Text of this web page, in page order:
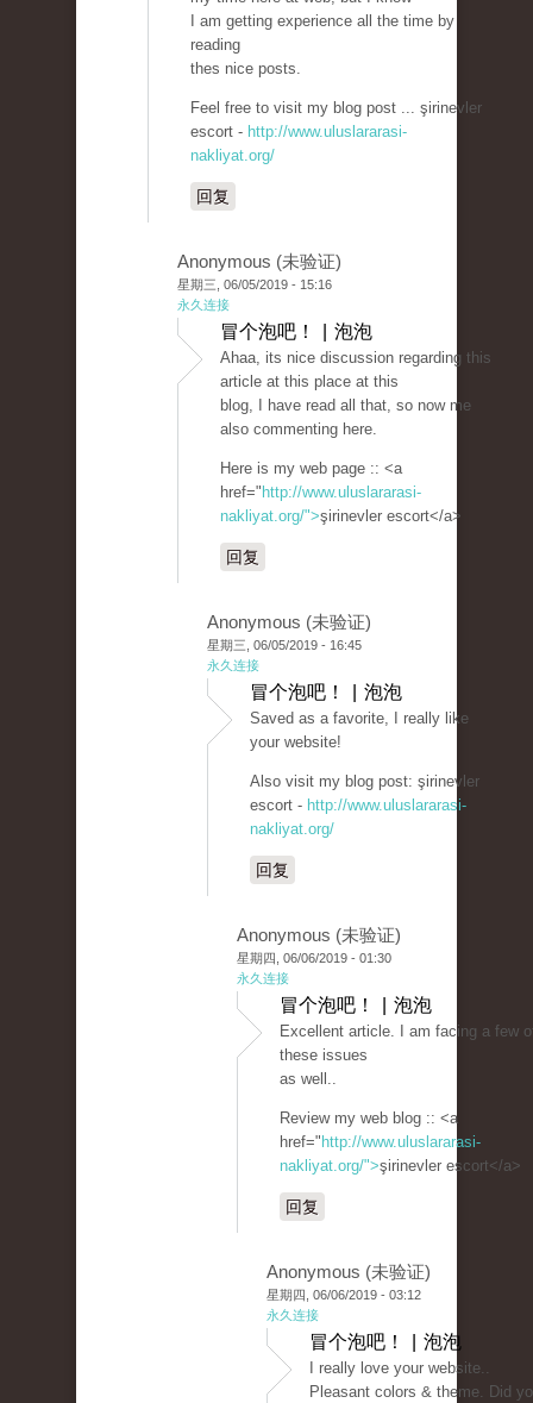
I am getting experience all the time by
reading
thes nice posts.
Feel free to visit my blog post ... şirinevler
escort - http://www.uluslararasi-
nakliyat.org/
回复
Anonymous (未验证)
星期三, 06/05/2019 - 15:16
永久连接
冒个泡吧！ | 泡泡
Ahaa, its nice discussion regarding this
article at this place at this
blog, I have read all that, so now me
also commenting here.
Here is my web page :: <a
href=" http://www.uluslararasi-
nakliyat.org/">şirinevler escort</a>
回复
Anonymous (未验证)
星期三, 06/05/2019 - 16:45
永久连接
冒个泡吧！ | 泡泡
Saved as a favorite, I really like
your website!
Also visit my blog post: şirinevler
escort - http://www.uluslararasi-
nakliyat.org/
回复
Anonymous (未验证)
星期四, 06/06/2019 - 01:30
永久连接
冒个泡吧！ | 泡泡
Excellent article. I am facing a few
these issues
as well..
Review my web blog :: <a
href=" http://www.uluslararasi-
nakliyat.org/">şirinevler escort</a>
回复
Anonymous (未验证)
星期四, 06/06/2019 - 03:12
永久连接
冒个泡吧！ | 泡泡
I really love your website..
Pleasant colors & theme. Did